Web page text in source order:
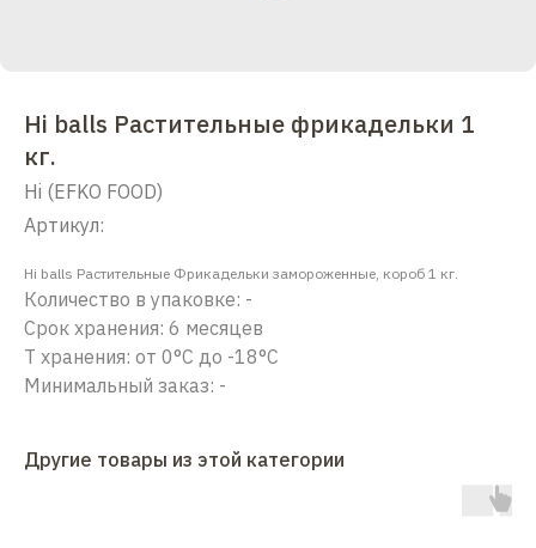
Hi balls Растительные фрикадельки 1
кг.
Hi (EFKO FOOD)
Артикул:
Hi balls Растительные Фрикадельки замороженные, короб 1 кг.
Количество в упаковке: -
Срок хранения: 6 месяцев
Т хранения: от 0°С до -18°С
Минимальный заказ: -
Другие товары из этой категории